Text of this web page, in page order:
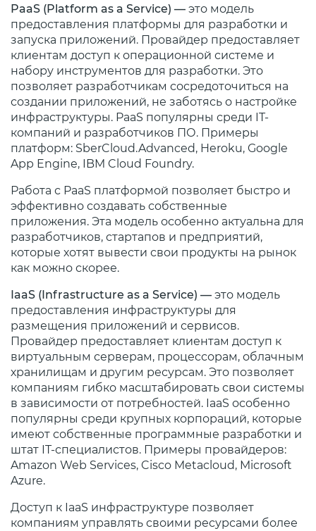
PaaS (Platform as a Service) — это модель
предоставления платформы для разработки и
запуска приложений. Провайдер предоставляет
клиентам доступ к операционной системе и
набору инструментов для разработки. Это
позволяет разработчикам сосредоточиться на
создании приложений, не заботясь о настройке
инфраструктуры. PaaS популярны среди IT-
компаний и разработчиков ПО. Примеры
платформ: SberCloud.Advanced, Heroku, Google
App Engine, IBM Cloud Foundry.
Работа с PaaS платформой позволяет быстро и
эффективно создавать собственные
приложения. Эта модель особенно актуальна для
разработчиков, стартапов и предприятий,
которые хотят вывести свои продукты на рынок
как можно скорее.
IaaS (Infrastructure as a Service) — это модель
предоставления инфраструктуры для
размещения приложений и сервисов.
Провайдер предоставляет клиентам доступ к
виртуальным серверам, процессорам, облачным
хранилищам и другим ресурсам. Это позволяет
компаниям гибко масштабировать свои системы
в зависимости от потребностей. IaaS особенно
популярны среди крупных корпораций, которые
имеют собственные программные разработки и
штат IT-специалистов. Примеры провайдеров:
Amazon Web Services, Cisco Metacloud, Microsoft
Azure.
Доступ к IaaS инфраструктуре позволяет
компаниям управлять своими ресурсами более